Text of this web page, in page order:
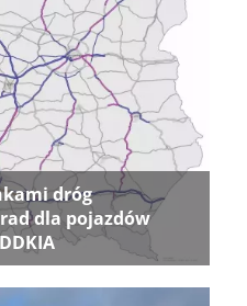
dróg
dla pojazdów